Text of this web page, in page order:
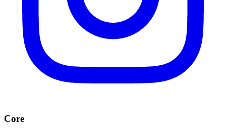
Core